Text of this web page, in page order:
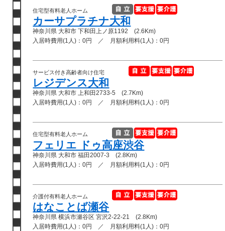
住宅型有料老人ホーム
カーサプラチナ大和
神奈川県 大和市 下和田上ノ原1192 (2.6Km)
入居時費用(1人)：0円 ／ 月額利用料(1人)：0円
サービス付き高齢者向け住宅
レジデンス大和
神奈川県 大和市 上和田2733-5 (2.7Km)
入居時費用(1人)：0円 ／ 月額利用料(1人)：0円
住宅型有料老人ホーム
フェリエ ドゥ高座渋谷
神奈川県 大和市 福田2007-3 (2.8Km)
入居時費用(1人)：0円 ／ 月額利用料(1人)：0円
介護付有料老人ホーム
はなことば瀬谷
神奈川県 横浜市瀬谷区 宮沢2-22-21 (2.8Km)
入居時費用(1人)：0円 ／ 月額利用料(1人)：0円